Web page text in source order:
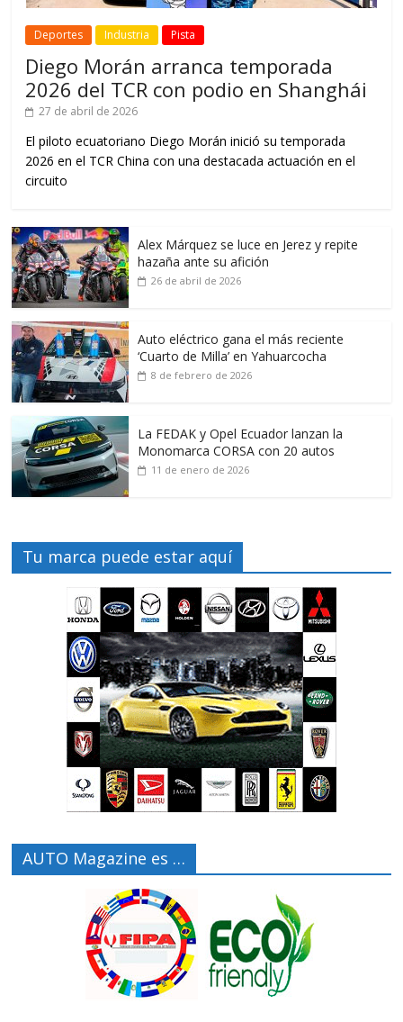
Deportes Industria Pista
Diego Morán arranca temporada
2026 del TCR con podio en Shanghái
27 de abril de 2026
El piloto ecuatoriano Diego Morán inició su temporada
2026 en el TCR China con una destacada actuación en el
circuito
Alex Márquez se luce en Jerez y repite
hazaña ante su afición
26 de abril de 2026
Auto eléctrico gana el más reciente
‘Cuarto de Milla’ en Yahuarcocha
8 de febrero de 2026
La FEDAK y Opel Ecuador lanzan la
Monomarca CORSA con 20 autos
11 de enero de 2026
Tu marca puede estar aquí
AUTO Magazine es …